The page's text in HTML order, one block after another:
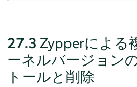
27.3 Zypperによる
ーネルバージョン
トールと削除